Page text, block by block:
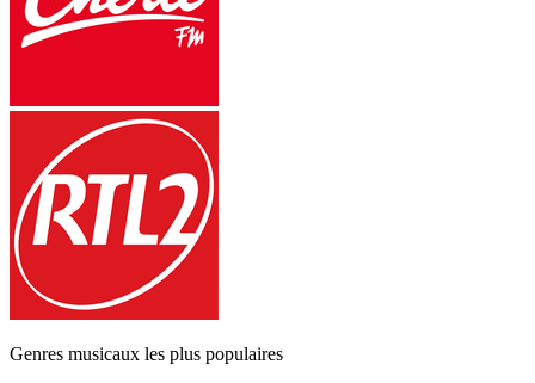
Genres musicaux les plus populaires